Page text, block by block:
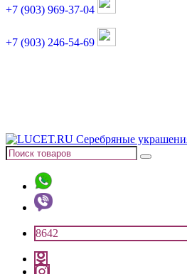
+7 (903) 969-37-04
+7 (903) 246-54-69
8642